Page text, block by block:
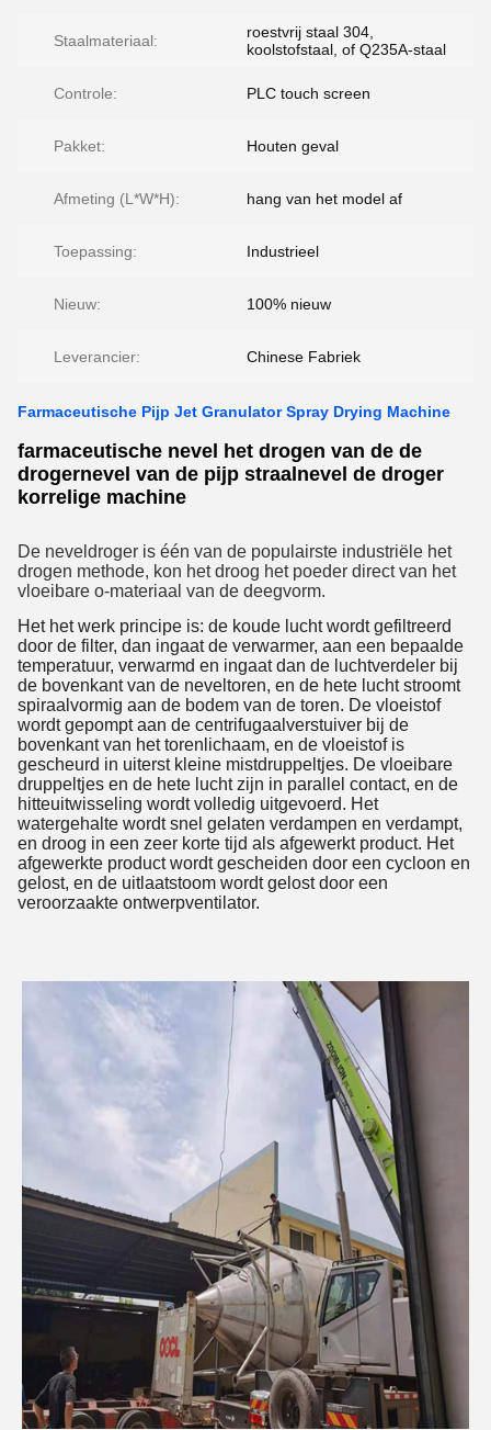
Staalmateriaal:
roestvrij staal 304,
koolstofstaal, of Q235A-staal
Controle: PLC touch screen
Pakket: Houten geval
Afmeting (L*W*H): hang van het model af
Toepassing: Industrieel
Nieuw: 100% nieuw
Leverancier: Chinese Fabriek
Farmaceutische Pijp Jet Granulator Spray Drying Machine
farmaceutische nevel het drogen van de de
drogernevel van de pijp straalnevel de droger
korrelige machine
De neveldroger is één van de populairste industriële het
drogen methode, kon het droog het poeder direct van het
vloeibare o-materiaal van de deegvorm.
Het het werk principe is: de koude lucht wordt gefiltreerd
door de filter, dan ingaat de verwarmer, aan een bepaalde
temperatuur, verwarmd en ingaat dan de luchtverdeler bij
de bovenkant van de neveltoren, en de hete lucht stroomt
spiraalvormig aan de bodem van de toren. De vloeistof
wordt gepompt aan de centrifugaalverstuiver bij de
bovenkant van het torenlichaam, en de vloeistof is
gescheurd in uiterst kleine mistdruppeltjes. De vloeibare
druppeltjes en de hete lucht zijn in parallel contact, en de
hitteuitwisseling wordt volledig uitgevoerd. Het
watergehalte wordt snel gelaten verdampen en verdampt,
en droog in een zeer korte tijd als afgewerkt product. Het
afgewerkte product wordt gescheiden door een cycloon en
gelost, en de uitlaatstoom wordt gelost door een
veroorzaakte ontwerpventilator.